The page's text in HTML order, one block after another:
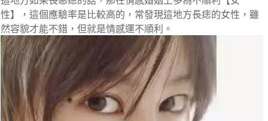
性】，這個應驗率是比較高的，常發現這地方長痣的女性，雖
然容貌才能不錯，但就是情感運不順利。